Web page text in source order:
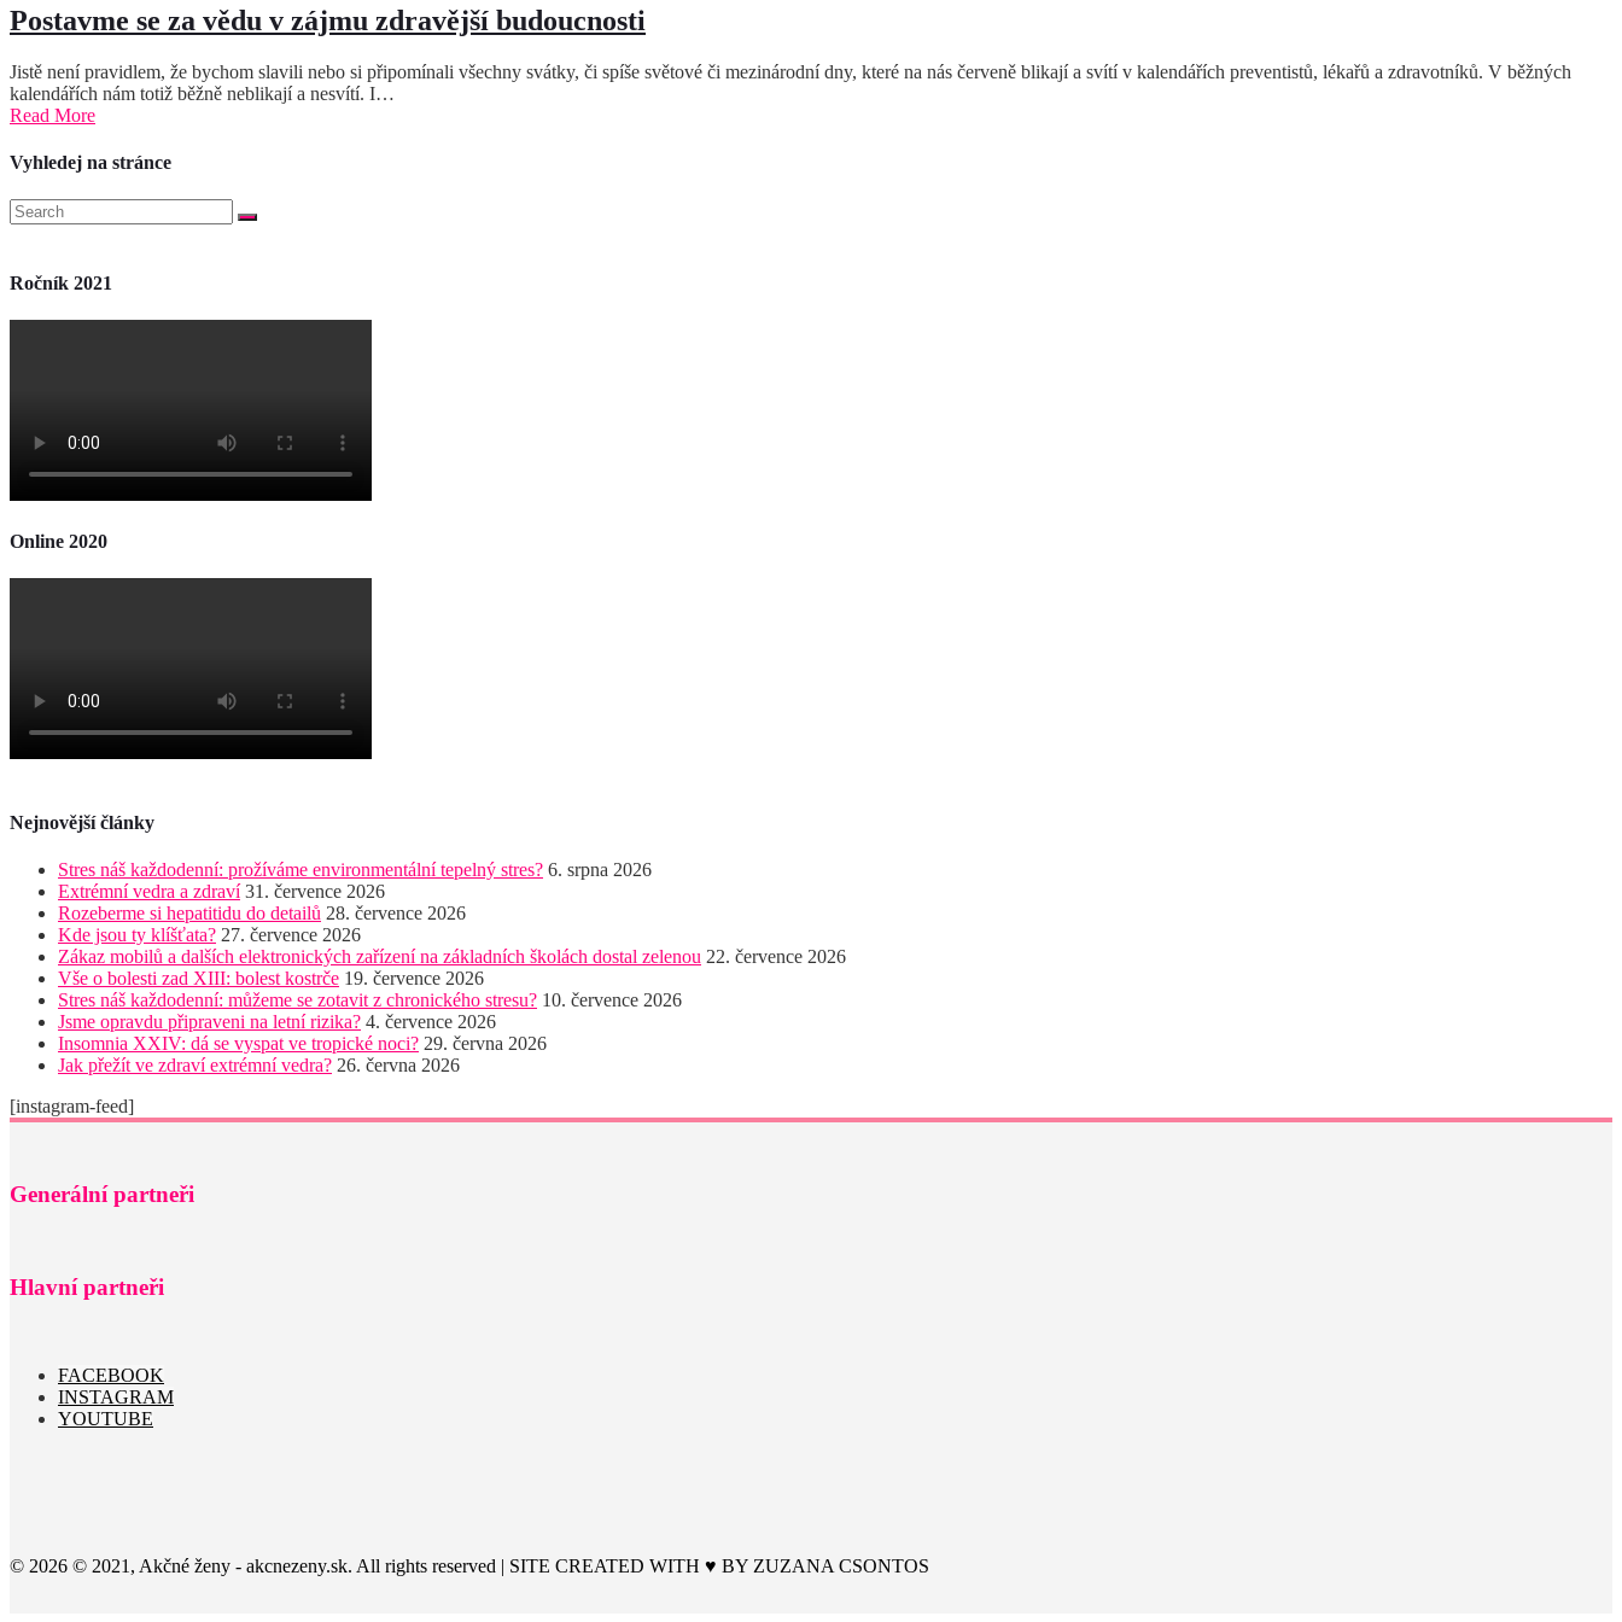
Postavme se za vědu v zájmu zdravější budoucnosti
Jistě není pravidlem, že bychom slavili nebo si připomínali všechny svátky, či spíše světové či mezinárodní dny, které na nás červeně blikají a svítí v kalendářích preventistů, lékařů a zdravotníků. V běžných
kalendářích nám totiž běžně neblikají a nesvítí. I…
Read More
Vyhledej na stránce
Ročník 2021
Online 2020
Nejnovější články
Stres náš každodenní: prožíváme environmentální tepelný stres? 6. srpna 2026
Extrémní vedra a zdraví 31. července 2026
Rozeberme si hepatitidu do detailů 28. července 2026
Kde jsou ty klíšťata? 27. července 2026
Zákaz mobilů a dalších elektronických zařízení na základních školách dostal zelenou 22. července 2026
Vše o bolesti zad XIII: bolest kostrče 19. července 2026
Stres náš každodenní: můžeme se zotavit z chronického stresu? 10. července 2026
Jsme opravdu připraveni na letní rizika? 4. července 2026
Insomnia XXIV: dá se vyspat ve tropické noci? 29. června 2026
Jak přežít ve zdraví extrémní vedra? 26. června 2026
[instagram-feed]
Generální partneři
Hlavní partneři
FACEBOOK
INSTAGRAM
YOUTUBE
© 2026 © 2021, Akčné ženy - akcnezeny.sk. All rights reserved | SITE CREATED WITH ♥ BY ZUZANA CSONTOS